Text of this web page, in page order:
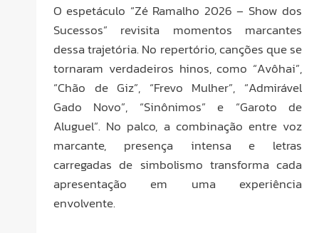
O espetáculo “Zé Ramalho 2026 – Show dos
Sucessos” revisita momentos marcantes
dessa trajetória. No repertório, canções que se
tornaram verdadeiros hinos, como “Avôhai”,
“Chão de Giz”, “Frevo Mulher”, “Admirável
Gado Novo”, “Sinônimos” e “Garoto de
Aluguel”. No palco, a combinação entre voz
marcante, presença intensa e letras
carregadas de simbolismo transforma cada
apresentação em uma experiência
envolvente.